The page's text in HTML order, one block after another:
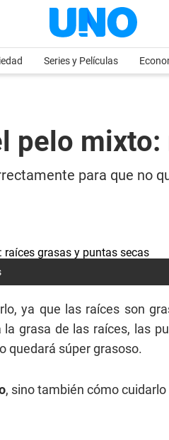
Series y Películas
pelo
para que no
ya que las raíces son
grasa de las raíces, las
quedará súper grasoso.
, sino también cómo cuidarlo